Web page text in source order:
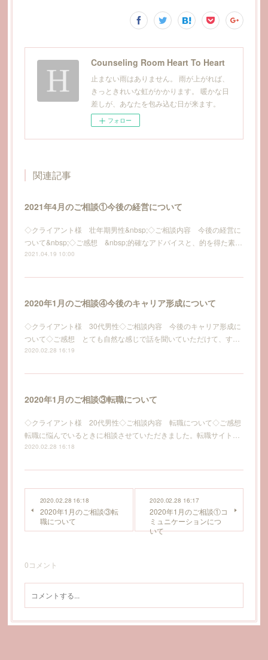
Counseling Room Heart To Heart
止まない雨はありません。 雨が上がれば、
きっときれいな虹がかかります。 暖かな日
差しが、あなたを包み込む日が来ます。
フォロー
関連記事
2021年4月のご相談①今後の経営について
◇クライアント様 壮年期男性&nbsp;◇ご相談内容 今後の経営に
ついて&nbsp;◇ご感想 &nbsp;的確なアドバイスと、的を得た素…
2021.04.19 10:00
2020年1月のご相談④今後のキャリア形成について
◇クライアント様 30代男性◇ご相談内容 今後のキャリア形成に
ついて◇ご感想 とても自然な感じで話を聞いていただけて、す…
2020.02.28 16:19
2020年1月のご相談③転職について
◇クライアント様 20代男性◇ご相談内容 転職について◇ご感想
転職に悩んでいるときに相談させていただきました。転職サイト…
2020.02.28 16:18
2020.02.28 16:18
2020年1月のご相談③転
職について
2020.02.28 16:17
2020年1月のご相談①コ
ミュニケーションにつ
いて
0コメント